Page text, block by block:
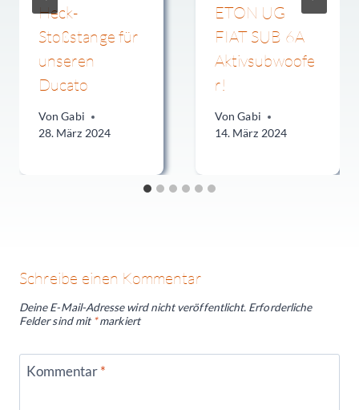
Heck-
Stoßstange für
unseren
Ducato
Von Gabi
28. März 2024
ETON UG
FIAT SUB 6A
Aktivsubwoofe
r!
Von Gabi
14. März 2024
Schreibe einen Kommentar
Deine E-Mail-Adresse wird nicht veröffentlicht. Erforderliche
Felder sind mit*markiert
Kommentar*